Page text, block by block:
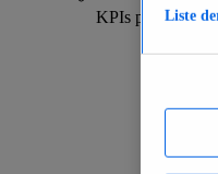
KPIs pro Shop
Liste